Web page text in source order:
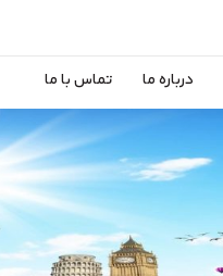
درباره ما تماس با ما